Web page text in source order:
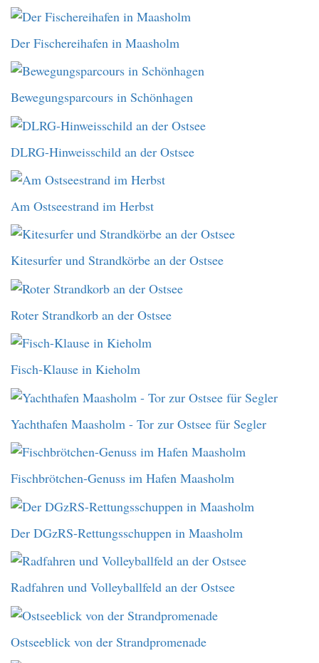
Der Fischereihafen in Maasholm
Bewegungsparcours in Schönhagen
DLRG-Hinweisschild an der Ostsee
Am Ostseestrand im Herbst
Kitesurfer und Strandkörbe an der Ostsee
Roter Strandkorb an der Ostsee
Fisch-Klause in Kieholm
Yachthafen Maasholm - Tor zur Ostsee für Segler
Fischbrötchen-Genuss im Hafen Maasholm
Der DGzRS-Rettungsschuppen in Maasholm
Radfahren und Volleyballfeld an der Ostsee
Ostseeblick von der Strandpromenade